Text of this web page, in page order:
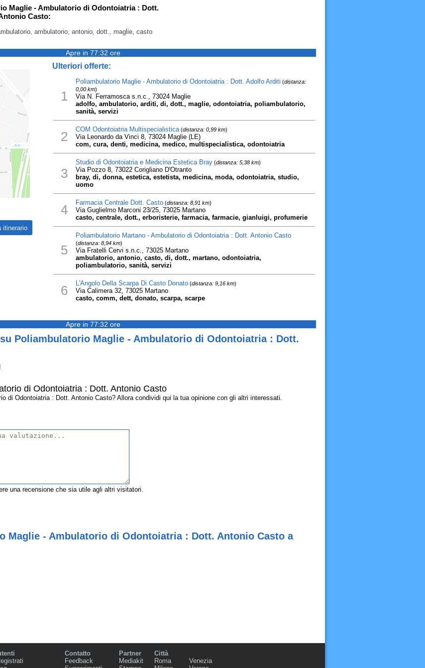
Maglie - Ambulatorio di Odontoiatria : Dott.
Casto:
ambulatorio, antonio, dott., maglie, casto
Apre in 77:32 ore
Ulteriori offerte:
1
Poliambulatorio Maglie - Ambulatorio di Odontoiatria : Dott. Adolfo Arditi (distanza:
0,00 km)
Via N. Ferramosca s.n.c., 73024 Maglie
adolfo, ambulatorio, arditi, di, dott., maglie, odontoiatria, poliambulatorio,
sanità, servizi
2 COM Odontoiatria Multispecialistica(distanza: 0,99 km)
Via Leonardo da Vinci 8, 73024 Maglie (LE)
com, cura, denti, medicina, medico, multispecialistica, odontoiatria
3
Studio di Odontoiatria e Medicina Estetica Bray(distanza: 5,38 km)
Via Pozzo 8, 73022 Corigliano D'Otranto
bray, di, donna, estetica, estetista, medicina, moda, odontoiatria, studio,
uomo
4 Farmacia Centrale Dott. Casto(distanza: 8,91 km)
Via Guglielmo Marconi 23/25, 73025 Martano
casto, centrale, dott., erboristerie, farmacia, farmacie, gianluigi, profumerie
5
Poliambulatorio Martano - Ambulatorio di Odontoiatria : Dott. Antonio Casto
(distanza: 8,94 km)
Via Fratelli Cervi s.n.c., 73025 Martano
ambulatorio, antonio, casto, di, dott., martano, odontoiatria,
poliambulatorio, sanità, servizi
6 L'Angolo Della Scarpa Di Casto Donato(distanza: 9,16 km)
Via Calimera 32, 73025 Martano
casto, comm, dett, donato, scarpa, scarpe
Apre in 77:32 ore
Poliambulatorio Maglie - Ambulatorio di Odontoiatria : Dott.
di Odontoiatria : Dott. Antonio Casto
di Odontoiatria : Dott. Antonio Casto? Allora condividi qui la tua opinione con gli altri interessati.
una recensione che sia utile agli altri visitatori.
Maglie - Ambulatorio di Odontoiatria : Dott. Antonio Casto a
Contatto
Feedback
Partner
Mediakit
Città
Roma
Venezia